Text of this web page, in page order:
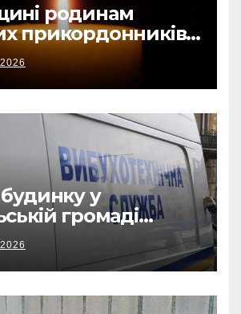
родинам
прикордонників
державні
та відомчі
у
громаді
120-мм міну